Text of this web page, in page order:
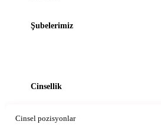
Şubelerimiz
Cinsellik
Cinsel pozisyonlar